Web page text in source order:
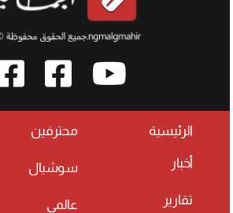
الرئيسية
أخبار
تقارير
محترفين
سوشيال
عالمي